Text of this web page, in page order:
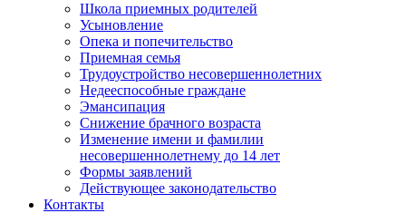
Школа приемных родителей
Усыновление
Опека и попечительство
Приемная семья
Трудоустройство несовершеннолетних
Недееспособные граждане
Эмансипация
Снижение брачного возраста
Изменение имени и фамилии
несовершеннолетнему до 14 лет
Формы заявлений
Действующее законодательство
Контакты